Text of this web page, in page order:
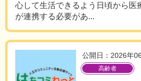
心して生活できるよう日頃から医
が連携する必要があ...
公開日：2026年
高齢者